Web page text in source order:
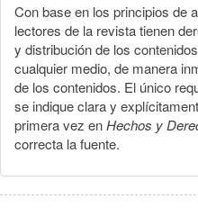
Con base en los principios de
lectores de la revista tienen
y distribución de los
cualquier medio, de manera
de los contenidos. El único
se indique clara y
primera vez enHechos y
correcta la fuente.